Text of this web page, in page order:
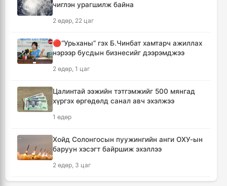
Монгол-Хятадын сэтгүүлчдийн 16 дугаар
Хүннү гүрний голомт нутгаас хүчит
Улаанбаатар хотод үүлшинэ, бороо орохгүй
3 цаг, 46 минут
Энэ оны эхний долоон сарын байдлаар нийт
5,202,315 зөрчил бүртгэгджээ
18 цаг, 25 минут
чиглэн урагшилж байна
2 өдөр, 22 цаг
🔴“Урьханы” гэх Б.Чинбат хамтарч ажиллах
нэрээр бусдын бизнесийг дээрэмджээ
2 өдөр, 1 цаг
Цалинтай ээжийн тэтгэмжийг 500 мянгад
хүргэх өргөдөлд санал авч эхэлжээ
1 өдөр
Хойд Солонгосын пуужингийн анги ОХУ-ын
баруун хэсэгт байршиж эхэллээ
2 өдөр, 3 цаг